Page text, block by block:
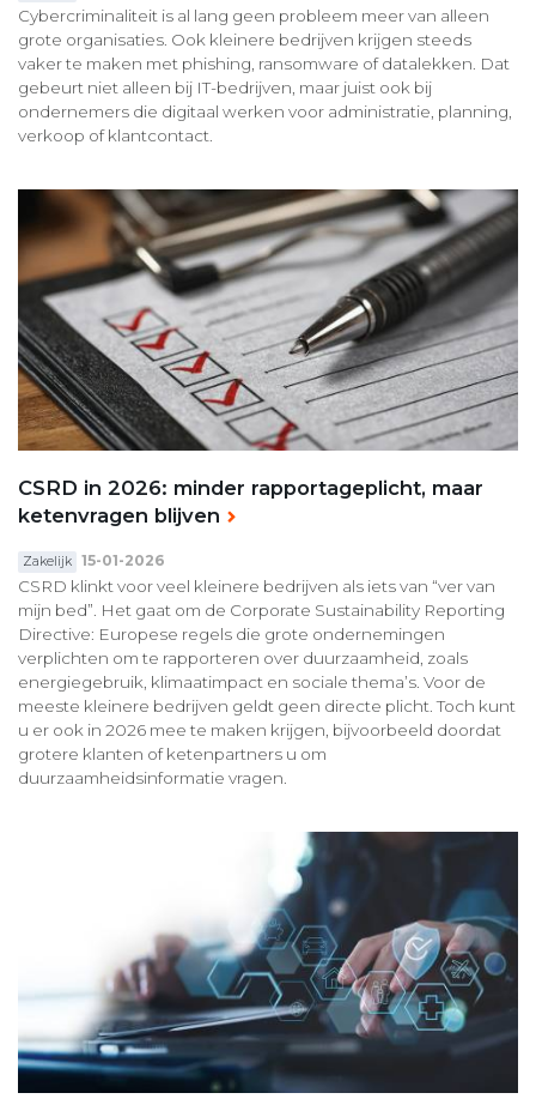
Cybercriminaliteit is al lang geen probleem meer van alleen
grote organisaties. Ook kleinere bedrijven krijgen steeds
vaker te maken met phishing, ransomware of datalekken. Dat
gebeurt niet alleen bij IT-bedrijven, maar juist ook bij
ondernemers die digitaal werken voor administratie, planning,
verkoop of klantcontact.
CSRD in 2026: minder rapportageplicht, maar
ketenvragen blijven
Zakelijk 15-01-2026
CSRD klinkt voor veel kleinere bedrijven als iets van “ver van
mijn bed”. Het gaat om de Corporate Sustainability Reporting
Directive: Europese regels die grote ondernemingen
verplichten om te rapporteren over duurzaamheid, zoals
energiegebruik, klimaatimpact en sociale thema’s. Voor de
meeste kleinere bedrijven geldt geen directe plicht. Toch kunt
u er ook in 2026 mee te maken krijgen, bijvoorbeeld doordat
grotere klanten of ketenpartners u om
duurzaamheidsinformatie vragen.